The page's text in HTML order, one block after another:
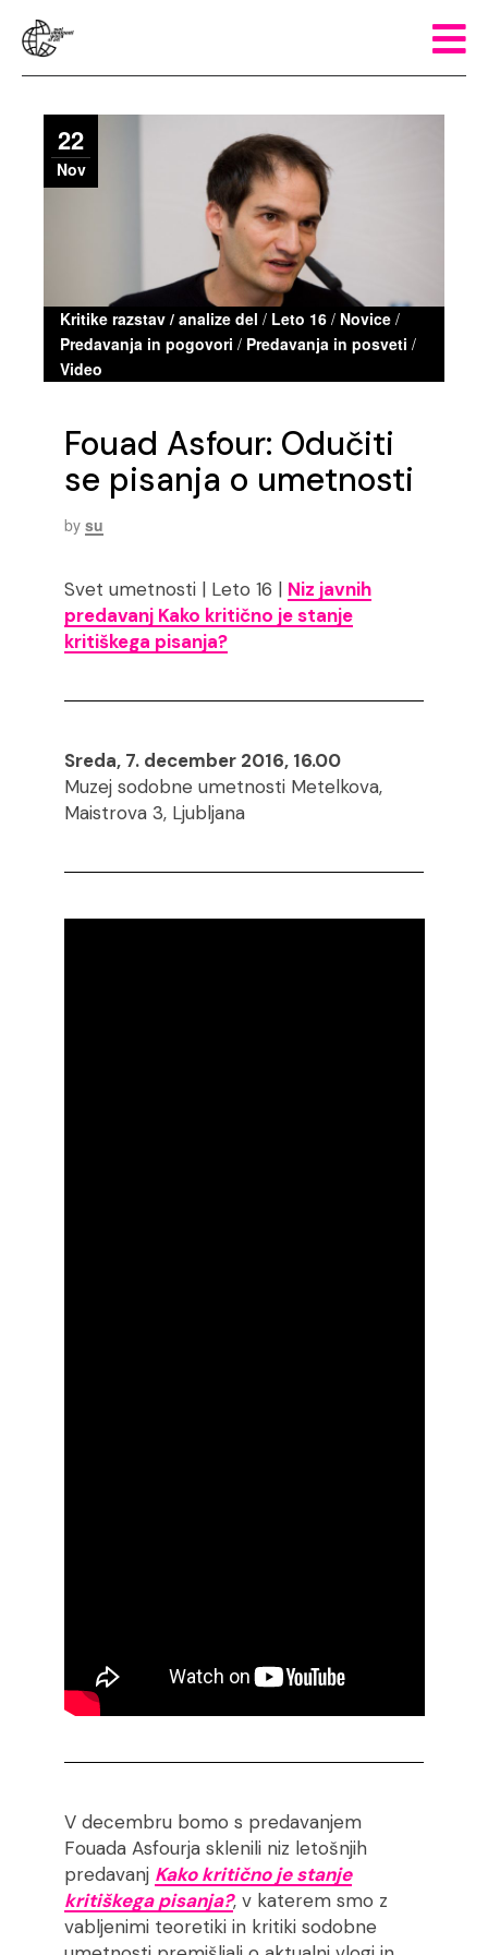
22
Nov
Kritike razstav / analize del / Leto 16 / Novice /
Predavanja in pogovori / Predavanja in posveti /
Video
Fouad Asfour: Odučiti
se pisanja o umetnosti
by su
Svet umetnosti | Leto 16 | Niz javnih
predavanj Kako kritično je stanje
kritiškega pisanja?
Sreda, 7. december 2016, 16.00
Muzej sodobne umetnosti Metelkova,
Maistrova 3, Ljubljana
V decembru bomo s predavanjem
Fouada Asfourja sklenili niz letošnjih
predavanj Kako kritično je stanje
kritiškega pisanja?, v katerem smo z
vabljenimi teoretiki in kritiki sodobne